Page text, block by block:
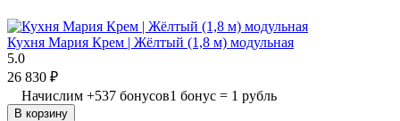
Кухня Мария Крем | Жёлтый (1,8 м) модульная
5.0
26 830 ₽
Начислим +537 бонусов1 бонус = 1 рубль
В корзину